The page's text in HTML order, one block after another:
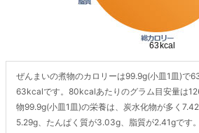
ぜんまいの煮物のカロリーは99.9g(小皿1皿)で
63kcalです。80kcalあたりのグラム目安量は
物99.9g(小皿1皿)の栄養は、炭水化物が多く
5.29g、たんぱく質が3.03g、脂質が2.41gです